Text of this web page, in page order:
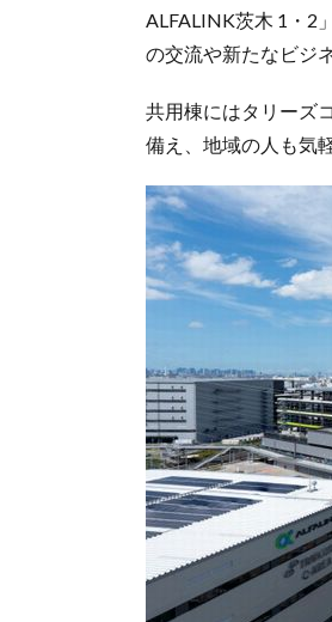
ALFALINK茨木 1・2
の交流や新たなビジ
共用棟にはタリーズ
備え、地域の人も気